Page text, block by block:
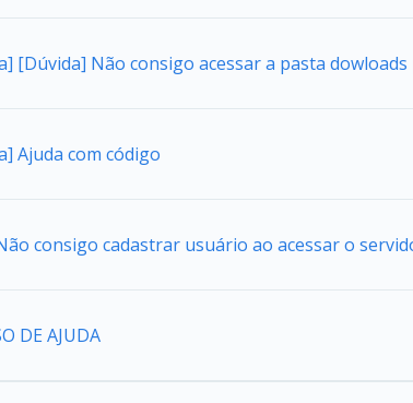
[Dúvida] Não consigo acessar a pasta dowloads
Ajuda com código
consigo cadastrar usuário ao acessar o
DE AJUDA